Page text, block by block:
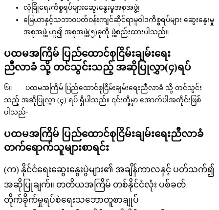
လုံခြုံရေးကိစ္စရပ်များဆွေးနွေးမှုအစုအဖွဲ့၊
မြေယာနှင့်သဘာဝပတ်ဝန်းကျင်ဆိုင်ရာမူဝါဒကိစ္စရပ်များ ဆွေးနွေးမှု
အစုအဖွဲ့ ဟူ၍ အစုအဖွဲ့(၅)ခုကို ဖွဲ့စည်းထားပါသည်။
ပထမအကြိမ် ပြည်ထောင်စုငြိမ်းချမ်းရေး
ညီလာခံ သို့ တင်သွင်းသည့် အဆိုပြုလွှာ(၄)ရပ်
၆။ ပထမအကြိမ် ပြည်ထောင်စုငြိမ်းချမ်းရေးညီလာခံ သို့ တင်သွင်း
သည့် အဆိုပြုလွှာ (၄) ရပ် ရှိပါသည်။ ၎င်းတို့မှာ အောက်ပါအတိုင်းဖြစ်
ပါသည်-
ပထမအကြိမ် ပြည်ထောင်စုငြိမ်းချမ်းရေးညီလာခံ
တက်ရောက်သူများစာရင်း
(က) နိုင်ငံရေးဆွေးနွေးပွဲများ၏ အချိန်ကာလနှင့် ပတ်သက်၍
အဆိုပြုချက်။ တတိယအကြိမ် တစ်နိုင်ငံလုံး ပစ်ခတ်
တိုက်ခိုက်မှုရပ်စဲရေးသဘောတူစာချုပ်